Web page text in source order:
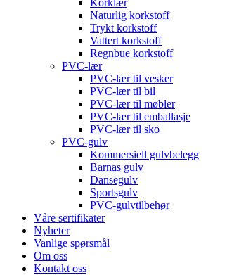
Korklær
Naturlig korkstoff
Trykt korkstoff
Vattert korkstoff
Regnbue korkstoff
PVC-lær
PVC-lær til vesker
PVC-lær til bil
PVC-lær til møbler
PVC-lær til emballasje
PVC-lær til sko
PVC-gulv
Kommersiell gulvbelegg
Barnas gulv
Dansegulv
Sportsgulv
PVC-gulvtilbehør
Våre sertifikater
Nyheter
Vanlige spørsmål
Om oss
Kontakt oss